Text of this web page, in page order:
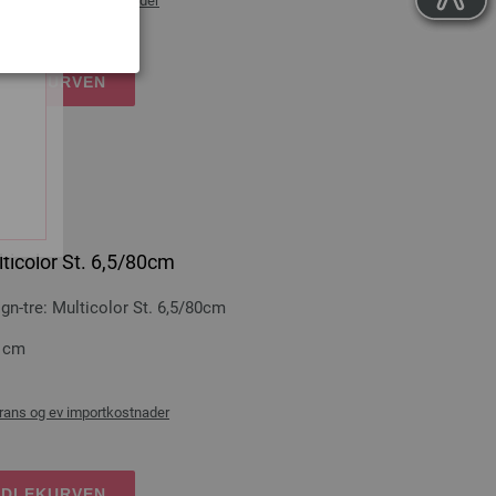
St. 6,5/80cm
tre: Multicolor St. 6,5/80cm
og ev importkostnader